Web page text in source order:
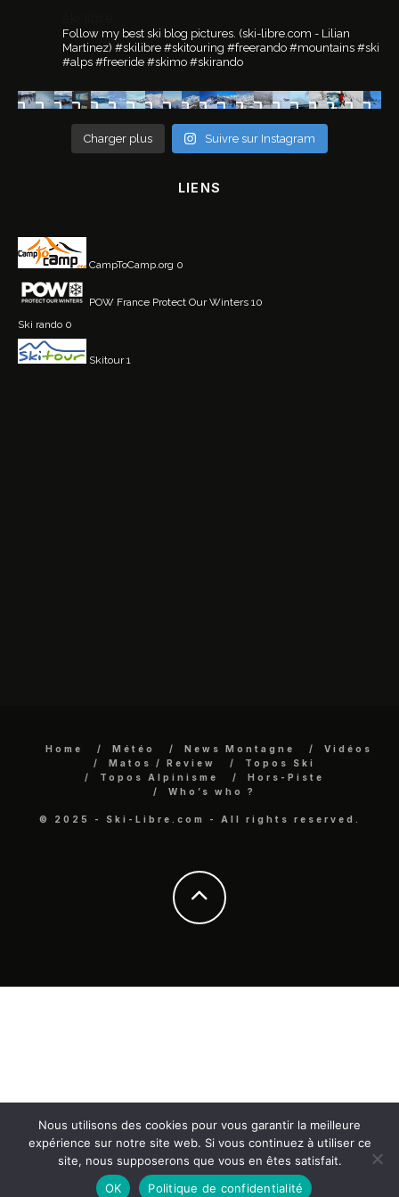
Follow my best ski blog pictures. (ski-libre.com - Lilian
Martinez) #skilibre #skitouring #freerando #mountains #ski
#alps #freeride #skimo #skirando
Charger plus Suivre sur Instagram
LIENS
CampToCamp.org 0
POW France Protect Our Winters 10
Ski rando 0
Skitour1
Home Météo News Montagne
Vidéos
Matos / Review
Topos Ski
Topos Alpinisme
Hors-Piste
Who’s who ?
© 2025 - Ski-Libre.com - All rights reserved.
Nous utilisons des cookies pour vous garantir la meilleure
expérience sur notre site web. Si vous continuez à utiliser ce
site, nous supposerons que vous en êtes satisfait.
OK
Politique de confidentialité